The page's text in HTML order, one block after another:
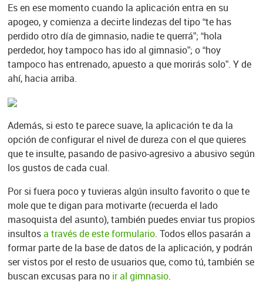
Es en ese momento cuando la aplicación entra en su
apogeo, y comienza a decirte lindezas del tipo “te has
perdido otro día de gimnasio, nadie te querrá”; “hola
perdedor, hoy tampoco has ido al gimnasio”; o “hoy
tampoco has entrenado, apuesto a que morirás solo”. Y de
ahí, hacia arriba.
Además, si esto te parece suave, la aplicación te da la
opción de configurar el nivel de dureza con el que quieres
que te insulte, pasando de pasivo-agresivo a abusivo según
los gustos de cada cual.
Por si fuera poco y tuvieras algún insulto favorito o que te
mole que te digan para motivarte (recuerda el lado
masoquista del asunto), también puedes enviar tus propios
insultosa través de este formulario. Todos ellos pasarán a
formar parte de la base de datos de la aplicación, y podrán
ser vistos por el resto de usuarios que, como tú, también se
buscan excusas para noir al gimnasio.